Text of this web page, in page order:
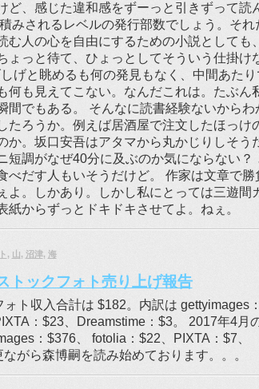
ど、感じた違和感をずーっと引きずって読
みされるレベルの発行部数でしょう。それ
む人の心を自由にするための小説としても
ょっと待て、ひょっとしてそういう仕掛け
げと眺めるも何の発見もなく、中間あたり
何も見えてこない。なんだこれは。たぶん
間でもある。 そんなに読書経験ないからわ
たろうか。例えば居酒屋で注文したほっけ
か。坂口安吾はアタマから丸かじりしそう
短調がなぜ40分に及ぶのか気にならない？
べだす人もいそうだけど。 作家は文章で勝
よ。しかあり。しかし私にとっては三遊間
からずっとドキドキさせてよ。ねぇ。
, 山, 沼津, 海
トックフォト売り上げ報告
ト収入合計は $182。内訳は gettyimages：
：$23、Dreamstime：$3。 2017年4月
：$376、 fotolia：$22、PIXTA：$7、
がら森博嗣を読み始めております。。。